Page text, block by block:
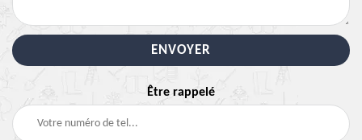
Être rappelé